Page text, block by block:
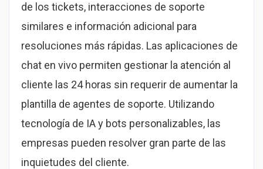
de los tickets, interacciones de soporte
similares e información adicional para
resoluciones más rápidas. Las aplicaciones de
chat en vivo permiten gestionar la atención al
cliente las 24 horas sin requerir de aumentar la
plantilla de agentes de soporte. Utilizando
tecnología de IA y bots personalizables, las
empresas pueden resolver gran parte de las
inquietudes del cliente.